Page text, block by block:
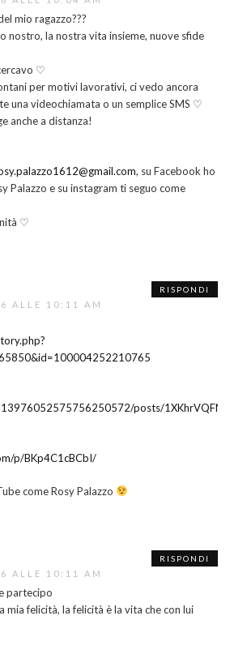
mio ragazzo???
nostro, la nostra vita insieme, nuove sfide
♡
per motivi lavorativi, ci vedo ancora
una videochiamata o un semplice SMS ♡
anche a distanza!
, su Facebook ho
Palazzo e su instagram ti seguo come
♡
ALLE 10:11 AM
posts/
p/BKp4C1cBCbI/
come Rosy Palazzo
RISPONDI
ALLE 10:11 AM
partecipo
mia felicità, la felicità è la vita che con lui
RISPONDI